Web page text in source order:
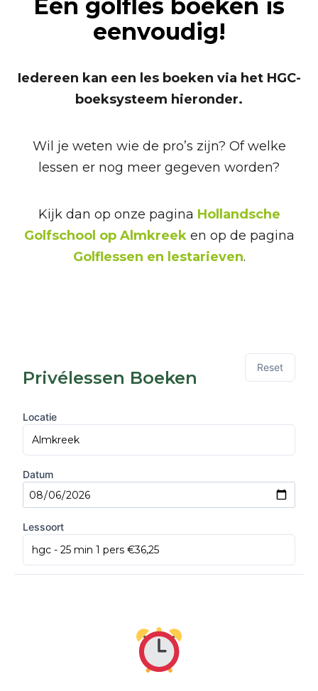
Een golfles boeken is
eenvoudig!
Iedereen kan een les boeken via het HGC-
boeksysteem hieronder.
Wil je weten wie de pro’s zijn? Of welke
lessen er nog meer gegeven worden?
Kijk dan op onze pagina Hollandsche
Golfschool op Almkreeken op de pagina
Golflessen en lestarieven.
Privélessen Boeken
Reset
Locatie
Datum
Lessoort